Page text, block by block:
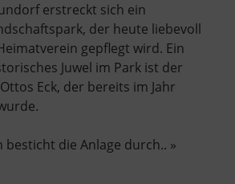
erstreckt sich ein
der heute liebevoll
gepflegt wird. Ein
Juwel im Park ist der
Eck, der bereits im Jahr
die Anlage durch.. »